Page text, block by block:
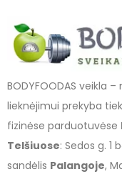
BODYFOODAS veikla
lieknėjimui prekyba
fizinėse parduotuvėse
Telšiuose: Sedos g.
sandėlis Palangoje,